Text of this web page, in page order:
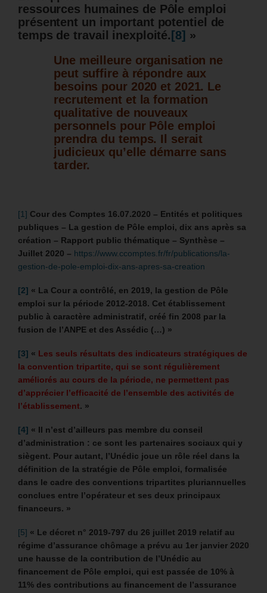
ressources humaines de Pôle emploi
présentent un important potentiel de
temps de travail inexploité. [8] »
Une meilleure organisation ne
peut suffire à répondre aux
besoins pour 2020 et 2021. Le
recrutement et la formation
qualitative de nouveaux
personnels pour Pôle emploi
prendra du temps. Il serait
judicieux qu’elle démarre sans
tarder.
[1] Cour des Comptes 16.07.2020 – Entités et politiques
publiques – La gestion de Pôle emploi, dix ans après sa
création – Rapport public thématique – Synthèse –
Juillet 2020 – https://www.ccomptes.fr/fr/publications/la-
gestion-de-pole-emploi-dix-ans-apres-sa-creation
[2] « La Cour a contrôlé, en 2019, la gestion de Pôle
emploi sur la période 2012-2018. Cet établissement
public à caractère administratif, créé fin 2008 par la
fusion de l’ANPE et des Assédic (…) »
[3] « Les seuls résultats des indicateurs stratégiques de
la convention tripartite, qui se sont régulièrement
améliorés au cours de la période, ne permettent pas
d’apprécier l’efficacité de l’ensemble des activités de
l’établissement. »
[4] « Il n’est d’ailleurs pas membre du conseil
d’administration : ce sont les partenaires sociaux qui y
siègent. Pour autant, l’Unédic joue un rôle réel dans la
définition de la stratégie de Pôle emploi, formalisée
dans le cadre des conventions tripartites pluriannuelles
conclues entre l’opérateur et ses deux principaux
financeurs. »
[5] « Le décret n° 2019-797 du 26 juillet 2019 relatif au
régime d’assurance chômage a prévu au 1er janvier 2020
une hausse de la contribution de l’Unédic au
financement de Pôle emploi, qui est passée de 10% à
11% des contributions au financement de l’assurance